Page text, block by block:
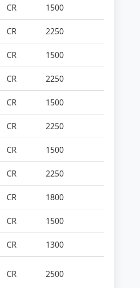
CR 1500
CR 2250
CR 1500
CR 2250
CR 1500
CR 2250
CR 1500
CR 2250
CR 1800
CR 1500
CR 1300
CR 2500